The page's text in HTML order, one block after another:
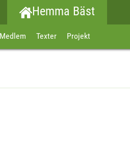
Hemma Bäst
Medlem Texter Projekt